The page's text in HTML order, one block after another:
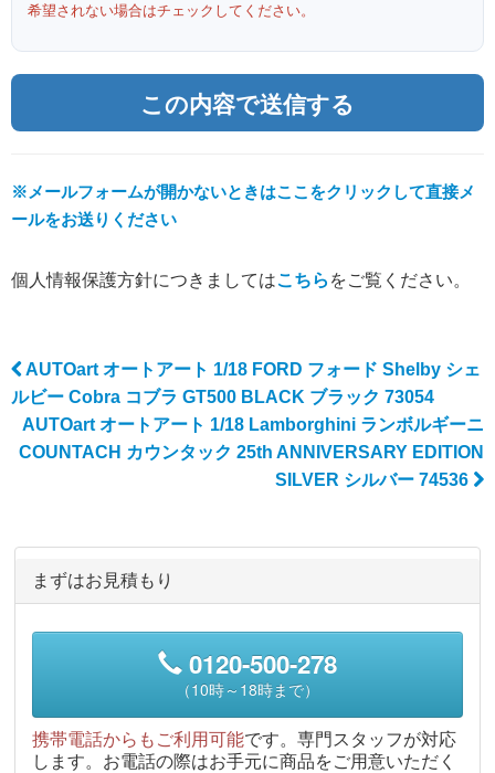
希望されない場合はチェックしてください。
※メールフォームが開かないときはここをクリックして直接メ
ールをお送りください
個人情報保護方針につきましてはこちら をご覧ください。
Post navigation
AUTOart オートアート 1/18 FORD フォード Shelby シェ
ルビー Cobra コブラ GT500 BLACK ブラック 73054
AUTOart オートアート 1/18 Lamborghini ランボルギーニ
COUNTACH カウンタック 25th ANNIVERSARY EDITION
SILVER シルバー 74536
まずはお見積もり
0120-500-278
（10時～18時まで）
携帯電話からもご利用可能です。専門スタッフが対応
します。お電話の際はお手元に商品をご用意いただく